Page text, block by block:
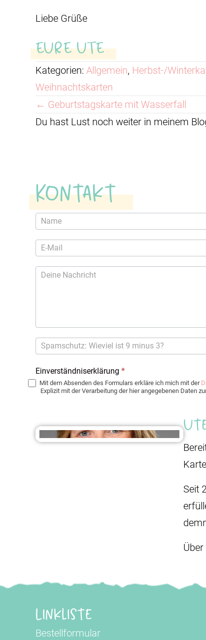
Liebe Grüße
EURE UTE
Kategorien: Allgemein, Herbst-/
Weihnachtskarten
Posts
← Geburtstagskarte mit Wasserfall
Du hast Lust noch weiter in meinem
Kontakt
Kontaktformular
Einverständniserklärung *
Mit dem Absenden des Formulars erkläre ich mich mit der
Explizit mit der Verarbeitung der hier angegebenen Daten
Seit
Linkliste
Bestellformular